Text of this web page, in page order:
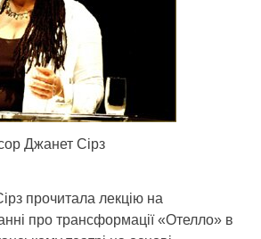
Джанет Сірз
прочитала лекцію на
про трансформації «Отелло» в